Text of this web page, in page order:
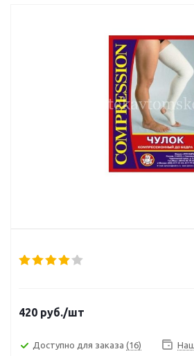
420 руб./шт
Доступно для заказа (16)